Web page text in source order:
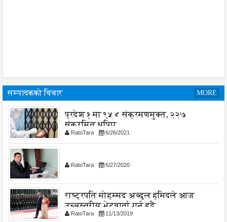
सम्पादकको विचार MORE
प्रदेश १ मा ९५४ संक्रमणमुक्त, २२७
संक्रमित थपिए
RatoTara 6/26/2021
RatoTara 6/27/2020
राष्ट्रपति मोहम्मद अब्दुल हमिदले आज
उच्चस्तरीय भेटवार्ता गर्नु हुदै,
RatoTara 11/13/2019